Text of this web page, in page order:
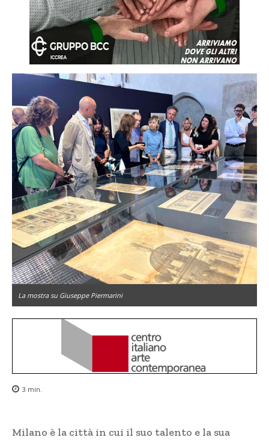
La mostra su Giuseppe Piermarini
3 min.
Milano è la città in cui il suo talento e la sua